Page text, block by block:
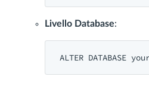
Livello Database:
ALTER DATABASE